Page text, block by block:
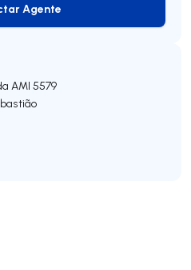
Contactar Agente
Agente
AMI 5579